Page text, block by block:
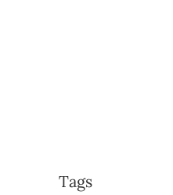
Tags